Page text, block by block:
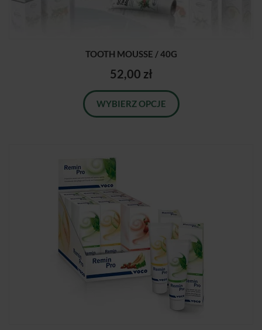
TOOTH MOUSSE / 40G
52,00 zł
WYBIERZ OPCJE